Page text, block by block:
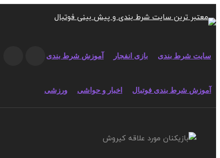
شرط بندی بازی انفجار آموزش شرط بندی
شرط بندی فوتبال اخبار و حواشی ورزشی